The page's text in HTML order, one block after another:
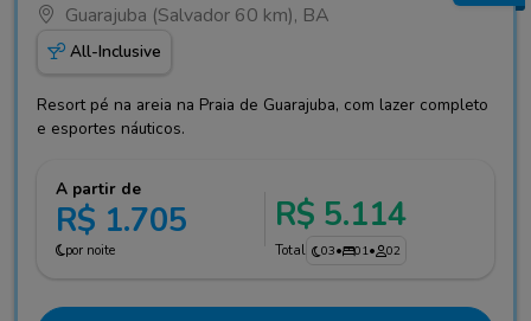
Guarajuba (Salvador 60 km), BA
All-Inclusive
Resort pé na areia na Praia de Guarajuba, com lazer completo
e esportes náuticos.
A partir de
R$ 1.705
por noite
R$ 5.114
Total 03• 01• 02